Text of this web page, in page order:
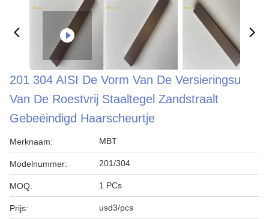
201 304 AISI De Vorm Van De Versieringsu
Van De Roestvrij Staaltegel Zandstraalt
Gebeëindigd Haarscheurtje
Merknaam: MBT
Modelnummer: 201/304
MOQ: 1 PCs
Prijs: usd3/pcs